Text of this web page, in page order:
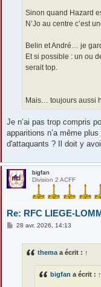
Sinon quand Hazard
N’Jo au centre c’est
Belin et André… je
Et si possible : un ou
serait top.
Mais… toujours aussi
Je n’ai pas trop compris
apparitions n’a même
d'attaquants ? Il doit y
bigfan
Division 2 ACFF
Re: RFC LIEGE-
M28 avr. 2026, 14:13
thema a écrit : ↑
bigfan a écrit : ↑